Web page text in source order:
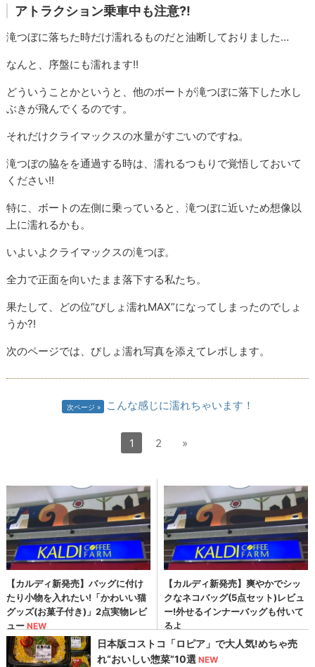
アトラクション乗車中も注意?!
滝つぼに落ちた時だけ濡れるものだと油断しておりました…
なんと、序盤にも濡れます!!
どういうことかというと、他のボートが滝つぼに落下した水し
ぶきが飛んでくるのです。
それだけクライマックスの水量がすごいのですね。
滝つぼの脇をを通過する時は、濡れるつもりで覚悟しておいて
ください!!
特に、ボートの左側に乗っていると、滝つぼに近いため想像以
上に濡れるかも。
いよいよクライマックスの滝つぼ。
全力で正面を向いたまま落下する私たち。
果たして、どの位“びしょ濡れMAX”になってしまったのでしょ
うか?!
次のページでは、びしょ濡れ写真を添えてレポします。
次ページ こんな感じに濡れちゃいます！
1 2 »